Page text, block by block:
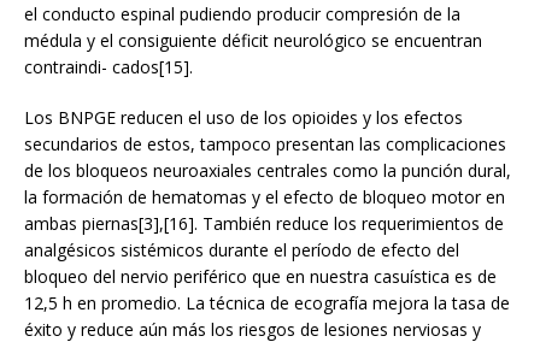
el conducto espinal pudiendo producir compresión de la
médula y el consiguiente déficit neurológico se encuentran
contraindi- cados[15].
Los BNPGE reducen el uso de los opioides y los efectos
secundarios de estos, tampoco presentan las complicaciones
de los bloqueos neuroaxiales centrales como la punción dural,
la formación de hematomas y el efecto de bloqueo motor en
ambas piernas[3],[16]. También reduce los requerimientos de
analgésicos sistémicos durante el período de efecto del
bloqueo del nervio periférico que en nuestra casuística es de
12,5 h en promedio. La técnica de ecografía mejora la tasa de
éxito y reduce aún más los riesgos de lesiones nerviosas y